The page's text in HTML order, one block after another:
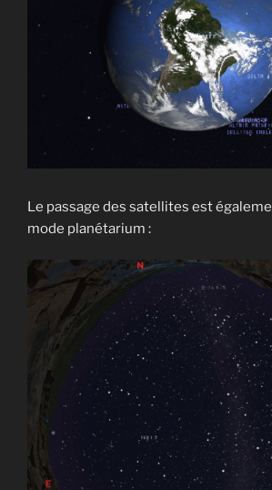
Le passage des satellites est
mode planétarium :